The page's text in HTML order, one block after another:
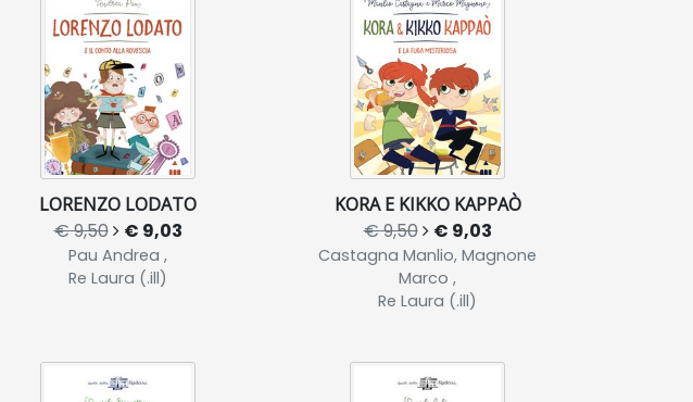
LORENZO LODATO
€ 9,50 € 9,03
Pau Andrea ,
Re Laura (.ill)
KORA E KIKKO KAPPAÒ
€ 9,50 € 9,03
Castagna Manlio, Magnone
Marco ,
Re Laura (.ill)